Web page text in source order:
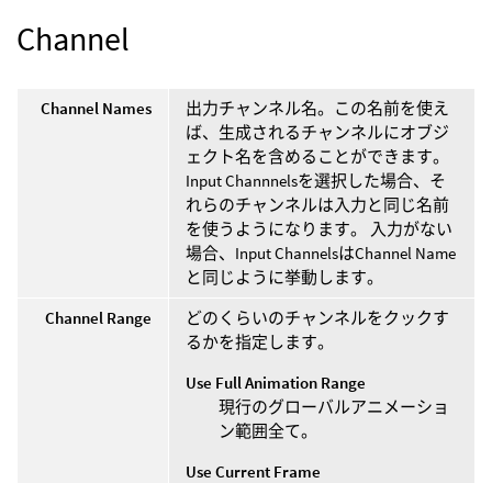
Channel
Channel Names
出力チャンネル名。この名前を使え
ば、生成されるチャンネルにオブジ
ェクト名を含めることができます。
Input Channnelsを選択した場合、そ
れらのチャンネルは入力と同じ名前
を使うようになります。 入力がない
場合、Input ChannelsはChannel Name
と同じように挙動します。
Channel Range
どのくらいのチャンネルをクックす
るかを指定します。
Use Full Animation Range
現行のグローバルアニメーショ
ン範囲全て。
Use Current Frame